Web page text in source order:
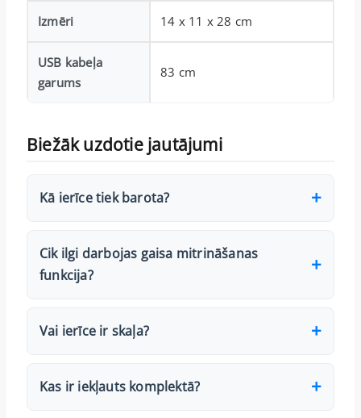
Izmēri 14 x 11 x 28 cm
USB kabeļa
garums
83 cm
Biežāk uzdotie jautājumi
Kā ierīce tiek barota?
Cik ilgi darbojas gaisa mitrināšanas
funkcija?
Vai ierīce ir skaļa?
Kas ir iekļauts komplektā?